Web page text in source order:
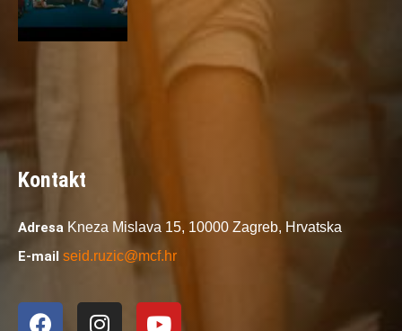
Kontakt
Adresa Kneza Mislava 15, 10000 Zagreb, Hrvatska
E-mail seid.ruzic@mcf.hr